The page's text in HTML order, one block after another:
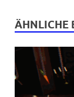
ÄHNLICHE